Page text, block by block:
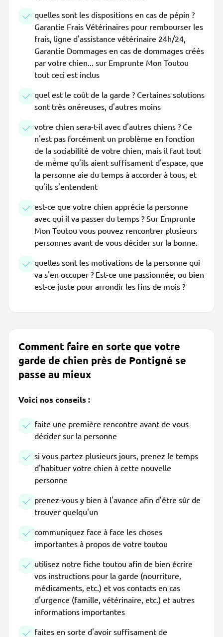
quelles sont les dispositions en cas de pépin ?
Garantie Frais Vétérinaires pour rembourser les
frais, ligne d'assistance vétérinaire 24h/24,
Garantie Dommages en cas de dommages créés
par votre chien... sur Emprunte Mon Toutou
tout ceci est inclus
quel est le coût de la garde ? Certaines solutions
sont très onéreuses, d'autres moins
votre chien sera-t-il avec d'autres chiens ? Ce
n'est pas forcément un problème en fonction
de la sociabilité de votre chien, mais il faut tout
de même qu'ils aient suffisament d'espace, que
la personne aie du temps à accorder à tous, et
qu'ils s'entendent
est-ce que votre chien apprécie la personne
avec qui il va passer du temps ? Sur Emprunte
Mon Toutou vous pouvez rencontrer plusieurs
personnes avant de vous décider sur la bonne.
quelles sont les motivations de la personne qui
va s'en occuper ? Est-ce une passionnée, ou bien
est-ce juste pour arrondir les fins de mois ?
Comment faire en sorte que votre
garde de chien près de Pontigné se
passe au mieux
Voici nos conseils :
faite une première rencontre avant de vous
décider sur la personne
si vous partez plusieurs jours, prenez le temps
d'habituer votre chien à cette nouvelle
personne
prenez-vous y bien à l'avance afin d'être sûr de
trouver quelqu'un
communiquez face à face les choses
importantes à propos de votre toutou
utilisez notre fiche toutou afin de bien écrire
vos instructions pour la garde (nourriture,
médicaments, etc.) et vos contacts en cas
d'urgence (famille, vétérinaire, etc.) et autres
informations importantes
faites en sorte d'avoir suffisament de